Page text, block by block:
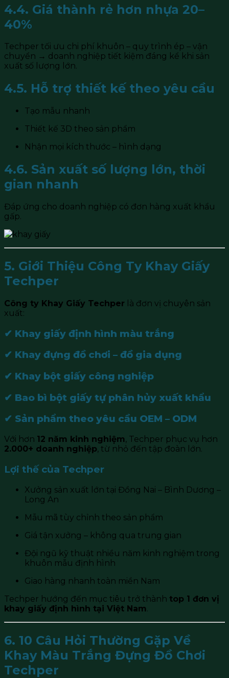
4.4. Giá thành rẻ hơn nhựa 20–
40%
Techper tối ưu chi phí khuôn – quy trình ép – vận
chuyển → doanh nghiệp tiết kiệm đáng kể khi sản
xuất số lượng lớn.
4.5. Hỗ trợ thiết kế theo yêu cầu
Tạo mẫu nhanh
Thiết kế 3D theo sản phẩm
Nhận mọi kích thước – hình dạng
4.6. Sản xuất số lượng lớn, thời
gian nhanh
Đáp ứng cho doanh nghiệp có đơn hàng xuất khẩu
gấp.
5. Giới Thiệu Công Ty Khay Giấy
Techper
Công ty Khay Giấy Techper là đơn vị chuyên sản
xuất:
✔ Khay giấy định hình màu trắng
✔ Khay đựng đồ chơi – đồ gia dụng
✔ Khay bột giấy công nghiệp
✔ Bao bì bột giấy tự phân hủy xuất khẩu
✔ Sản phẩm theo yêu cầu OEM – ODM
Với hơn 12 năm kinh nghiệm, Techper phục vụ hơn
2.000+ doanh nghiệp, từ nhỏ đến tập đoàn lớn.
Lợi thế của Techper
Xưởng sản xuất lớn tại Đồng Nai – Bình Dương –
Long An
Mẫu mã tùy chỉnh theo sản phẩm
Giá tận xưởng – không qua trung gian
Đội ngũ kỹ thuật nhiều năm kinh nghiệm trong
khuôn mẫu định hình
Giao hàng nhanh toàn miền Nam
Techper hướng đến mục tiêu trở thành top 1 đơn vị
khay giấy định hình tại Việt Nam.
6. 10 Câu Hỏi Thường Gặp Về
Khay Màu Trắng Đựng Đồ Chơi
Techper